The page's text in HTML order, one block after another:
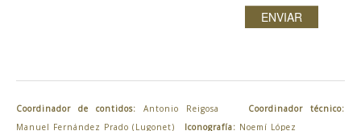
ENVIAR
Coordinador de contidos: Antonio Reigosa Coordinador técnico:
Manuel Fernández Prado (Lugonet) Iconografía: Noemí López